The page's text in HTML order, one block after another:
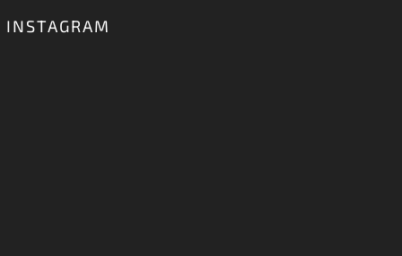
INSTAGRAM